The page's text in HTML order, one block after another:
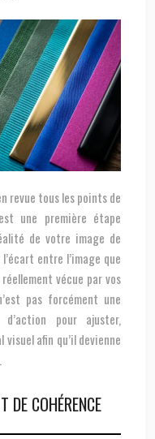
revue tous les points de
une première étape
de votre image de
entre l’image que
vécue par vos
pas forcément une
pour ajuster,
afin qu’il devienne
DE COHÉRENCE